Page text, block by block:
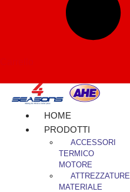
HOME
PRODOTTI
ACCESSORI
TERMICO
MOTORE
ATTREZZATURE
MATERIALE